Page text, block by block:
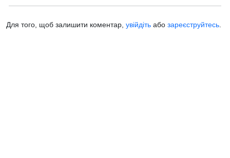
Для того, щоб залишити коментар, увійдіть або зареєструйтесь